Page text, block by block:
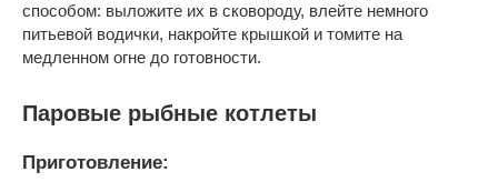
способом: выложите их в сковороду, влейте немного
питьевой водички, накройте крышкой и томите на
медленном огне до готовности.
Паровые рыбные котлеты
Приготовление: